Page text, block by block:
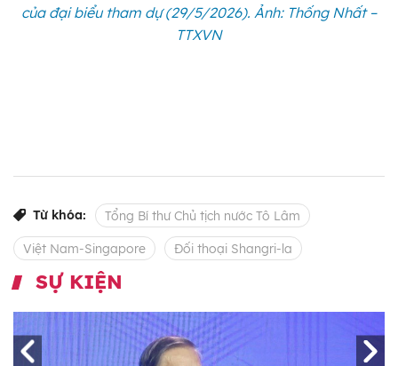
của đại biểu tham dự (29/5/2026). Ảnh: Thống Nhất –
TTXVN
Từ khóa: Tổng Bí thư Chủ tịch nước Tô Lâm
Việt Nam-Singapore Đối thoại Shangri-la
SỰ KIỆN